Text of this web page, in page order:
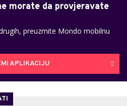
morate da provjeravate
preuzmite Mondo mobilnu
APLIKACIJU